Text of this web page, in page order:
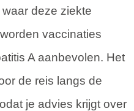
deze ziekte
vaccinaties
A aanbevolen. Het
de reis langs de
je advies krijgt over